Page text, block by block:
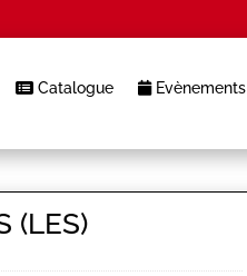
Catalogue Evènements
(LES)